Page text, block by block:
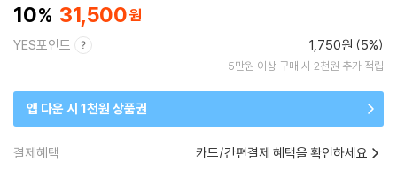
10 31,500
YES포인트 1,750원 (5%)
5만원 이상 구매 시 2천원 추가 적립
앱 다운 시 1천원 상품권
결제혜택 카드/간편결제 혜택을 확인하세요